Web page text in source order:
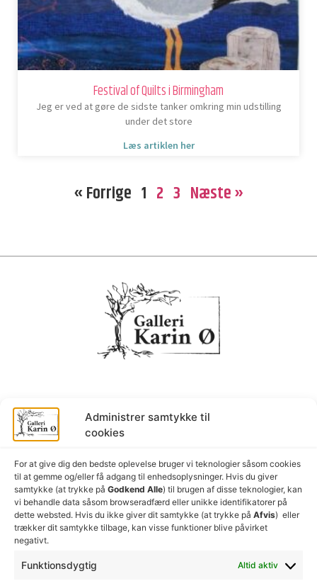
Administrer samtykke til
cookies
For at give dig den bedste oplevelse bruger vi teknologier såsom cookies
til at gemme og/eller få adgang til enhedsoplysninger. Hvis du giver
samtykke (at trykke på Godkend Alle) til brugen af ​​disse teknologier, kan
vi behandle data såsom browseradfærd eller unikke identifikatorer på
dette websted. Hvis du ikke giver dit samtykke (at trykke på Afvis) eller
trækker dit samtykke tilbage, kan visse funktioner blive påvirket
negativt.
Funktionsdygtig Altid aktiv
Festival of Quilts i Birmingham
Jeg er ved at gøre de sidste tanker omkring min udstilling
under det store
Læs artiklen her
« Forrige 1 2 3 Næste »
Information
Om Karin Østergaard
Besøg galleriet
Tekstilkunst
Kontakt
Privatlivspolitik